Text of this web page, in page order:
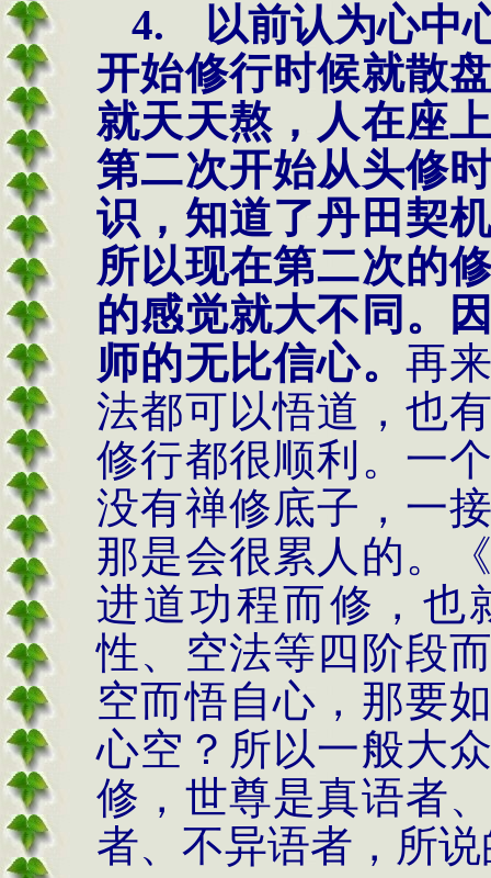
4.
以前认为心中
开始修行时候就散
就天天熬，人在座
第二次开始从头修
识，知道了丹田契
所以现在第二次的
的感觉就大不同。
师的无比信心。 再
法都可以悟道，也
修行都很顺利。一
没有禅修底子，一
那是会很累人的。
进道功程而修，也
性、空法等四阶段
空而悟自心，那要
心空？所以一般大
修，世尊是真语者
者、不异语者，所